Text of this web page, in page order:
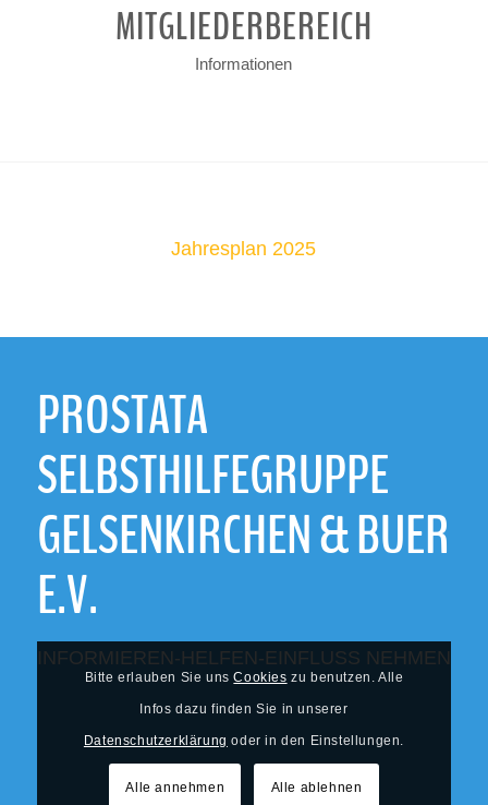
MITGLIEDERBEREICH
Informationen
Jahresplan 2025
PROSTATA
SELBSTHILFEGRUPPE
GELSENKIRCHEN & BUER
E.V.
INFORMIEREN-HELFEN-EINFLUSS NEHMEN
Bitte erlauben Sie unsCookies zu benutzen. Alle
Infos dazu finden Sie in unserer
Datenschutzerklärung oder in den Einstellungen.
Alle annehmen Alle ablehnen